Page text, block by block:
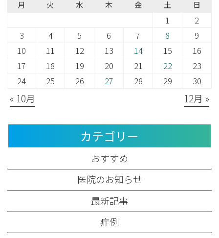
月 火 水 木 金 土 日
1
2
3
4 5 6 7 8
9
10
11 12 13 14 15
16
17
18 19 20 21 22
23
24
25 26 27 28 29 30
« 10月 12月 »
カテゴリー
おすすめ
医院のお知らせ
最新記事
症例